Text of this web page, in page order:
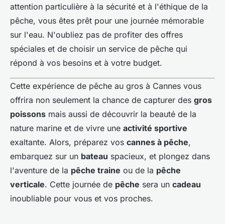
attention particulière à la sécurité et à l'éthique de la
pêche, vous êtes prêt pour une journée mémorable
sur l'eau. N'oubliez pas de profiter des offres
spéciales et de choisir un service de pêche qui
répond à vos besoins et à votre budget.
Cette expérience de pêche au gros à Cannes vous
offrira non seulement la chance de capturer des gros
poissons mais aussi de découvrir la beauté de la
nature marine et de vivre une activité sportive
exaltante. Alors, préparez vos cannes à pêche,
embarquez sur un bateau spacieux, et plongez dans
l'aventure de la pêche traine ou de la pêche
verticale. Cette journée de pêche sera un cadeau
inoubliable pour vous et vos proches.